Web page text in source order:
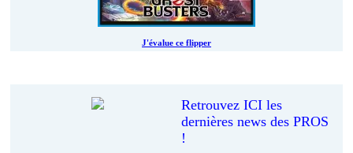
J'évalue ce flipper
Retrouvez ICI les
dernières news des PROS
!